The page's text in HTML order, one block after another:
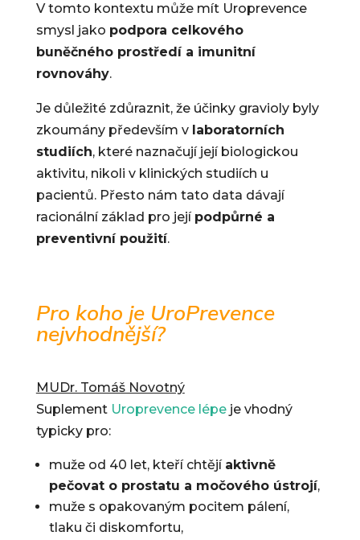
V tomto kontextu může mít Uroprevence
smysl jako podpora celkového
buněčného prostředí a imunitní
rovnováhy.
Je důležité zdůraznit, že účinky gravioly byly
zkoumány především v laboratorních
studiích, které naznačují její biologickou
aktivitu, nikoli v klinických studiích u
pacientů. Přesto nám tato data dávají
racionální základ pro její podpůrné a
preventivní použití.
Pro koho je UroPrevence
nejvhodnější?
MUDr. Tomáš Novotný
Suplement Uroprevence lépeje vhodný
typicky pro:
muže od 40 let, kteří chtějí aktivně
pečovat o prostatu a močového ústrojí,
muže s opakovaným pocitem pálení,
tlaku či diskomfortu,